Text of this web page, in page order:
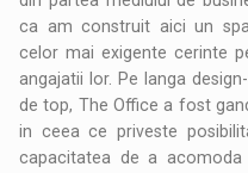
ca am construit aici un
celor mai exigente cerinte
angajatii lor. Pe langa
de top, The Office a fost
in ceea ce priveste
capacitatea de a